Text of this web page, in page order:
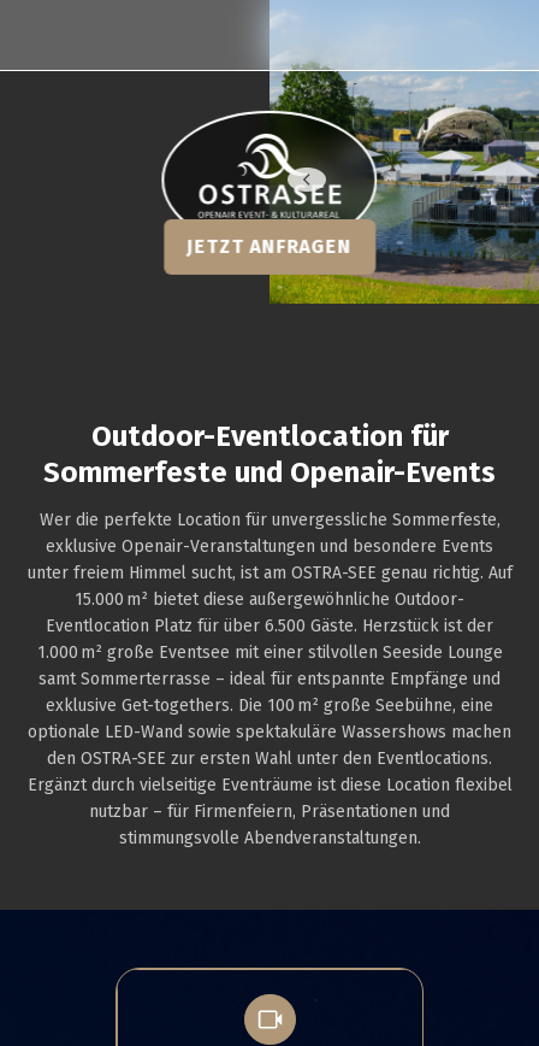
JETZT ANFRAGEN
Outdoor-Eventlocation für
Sommerfeste und Openair-Events
Wer die perfekte Location für unvergessliche Sommerfeste,
exklusive Openair-Veranstaltungen und besondere Events
unter freiem Himmel sucht, ist am OSTRA-SEE genau richtig. Auf
15.000 m² bietet diese außergewöhnliche Outdoor-
Eventlocation Platz für über 6.500 Gäste. Herzstück ist der
1.000 m² große Eventsee mit einer stilvollen Seeside Lounge
samt Sommerterrasse – ideal für entspannte Empfänge und
exklusive Get-togethers. Die 100 m² große Seebühne, eine
optionale LED-Wand sowie spektakuläre Wassershows machen
den OSTRA-SEE zur ersten Wahl unter den Eventlocations.
Ergänzt durch vielseitige Eventräume ist diese Location flexibel
nutzbar – für Firmenfeiern, Präsentationen und
stimmungsvolle Abendveranstaltungen.